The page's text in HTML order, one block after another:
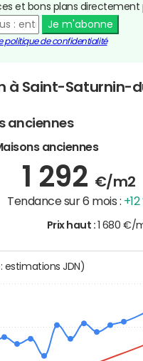
et bons plans directement
Je m'abonne
politique de confidentialité
à Saint-Saturnin-
anciennes
anciennes
1 292 €/m2
Tendance sur 6 mois : +12
Prix haut : 1 680 €/
: estimations JDN)